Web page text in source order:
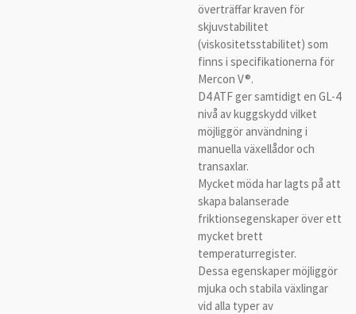
överträffar kraven för
skjuvstabilitet
(viskositetsstabilitet) som
finns i specifikationerna för
Mercon V®.
D4 ATF ger samtidigt en GL-4
nivå av kuggskydd vilket
möjliggör användning i
manuella växellådor och
transaxlar.
Mycket möda har lagts på att
skapa balanserade
friktionsegenskaper över ett
mycket brett
temperaturregister.
Dessa egenskaper möjliggör
mjuka och stabila växlingar
vid alla typer av